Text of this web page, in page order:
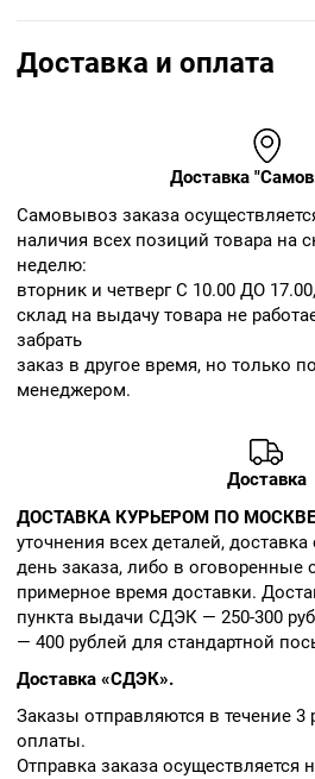
Доставка и оплата
Доставка
Cамовывоз заказа
наличия всех позиций товара на
неделю:
вторник и четверг С 10.00 ДО
склад на выдачу товара не
забрать
заказ в другое время, но только
менеджером.
Доставка
ДОСТАВКА КУРЬЕРОМ ПО
уточнения всех деталей,
день заказа, либо в оговоренные
примерное время доставки.
пункта выдачи СДЭК — 250-300
— 400 рублей для стандартной
Доставка «СДЭК».
Заказы отправляются в течение 3
оплаты.
Отправка заказа осуществляется